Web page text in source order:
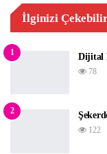
İlginizi
1 Dijital
78
2
122